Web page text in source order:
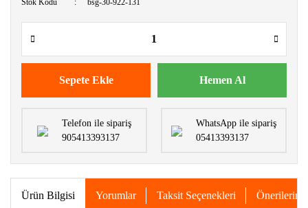
Stok Kodu bsg-30-922-131
Sepete Ekle Hemen Al
Telefon ile sipariş
905413393137
WhatsApp ile sipariş
05413393137
Ürün Bilgisi Yorumlar Taksit Seçenekleri Önerileriniz